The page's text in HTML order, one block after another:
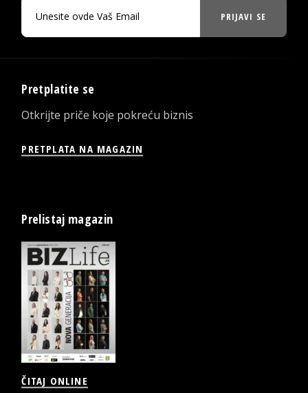
PRIJAVI SE
Pretplatite se
Otkrijte priče koje pokreću biznis
PRETPLATA NA MAGAZIN
Prelistaj magazin
ČITAJ ONLINE